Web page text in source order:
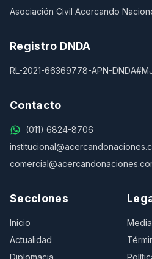
Asociación Civil Acercando
Registro DNDA
RL-2021-66369778-APN-
Contacto
(011) 6824-8706
Secciones
Inicio
Actualidad
Diplomacia